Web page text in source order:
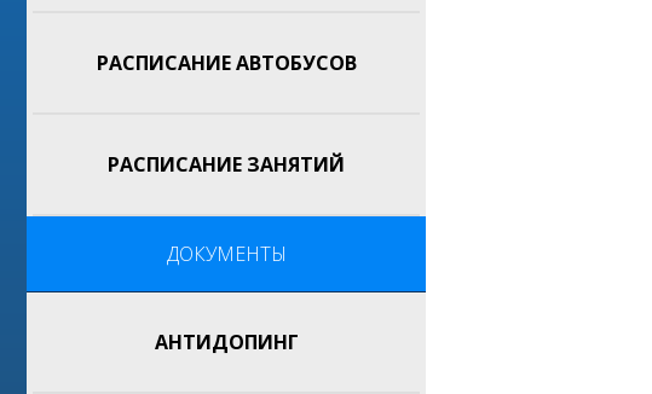
РАСПИСАНИЕ АВТОБУСОВ
РАСПИСАНИЕ ЗАНЯТИЙ
ДОКУМЕНТЫ
АНТИДОПИНГ